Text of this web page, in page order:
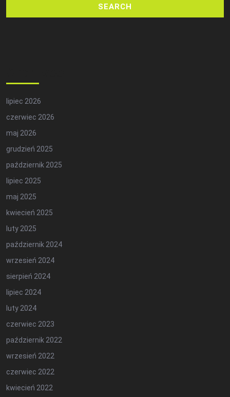
lipiec 2026
czerwiec 2026
maj 2026
grudzień 2025
październik 2025
lipiec 2025
maj 2025
kwiecień 2025
luty 2025
październik 2024
wrzesień 2024
sierpień 2024
lipiec 2024
luty 2024
czerwiec 2023
październik 2022
wrzesień 2022
czerwiec 2022
kwiecień 2022